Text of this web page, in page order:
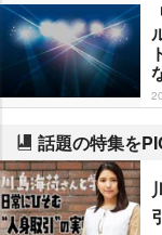
話題の特集を